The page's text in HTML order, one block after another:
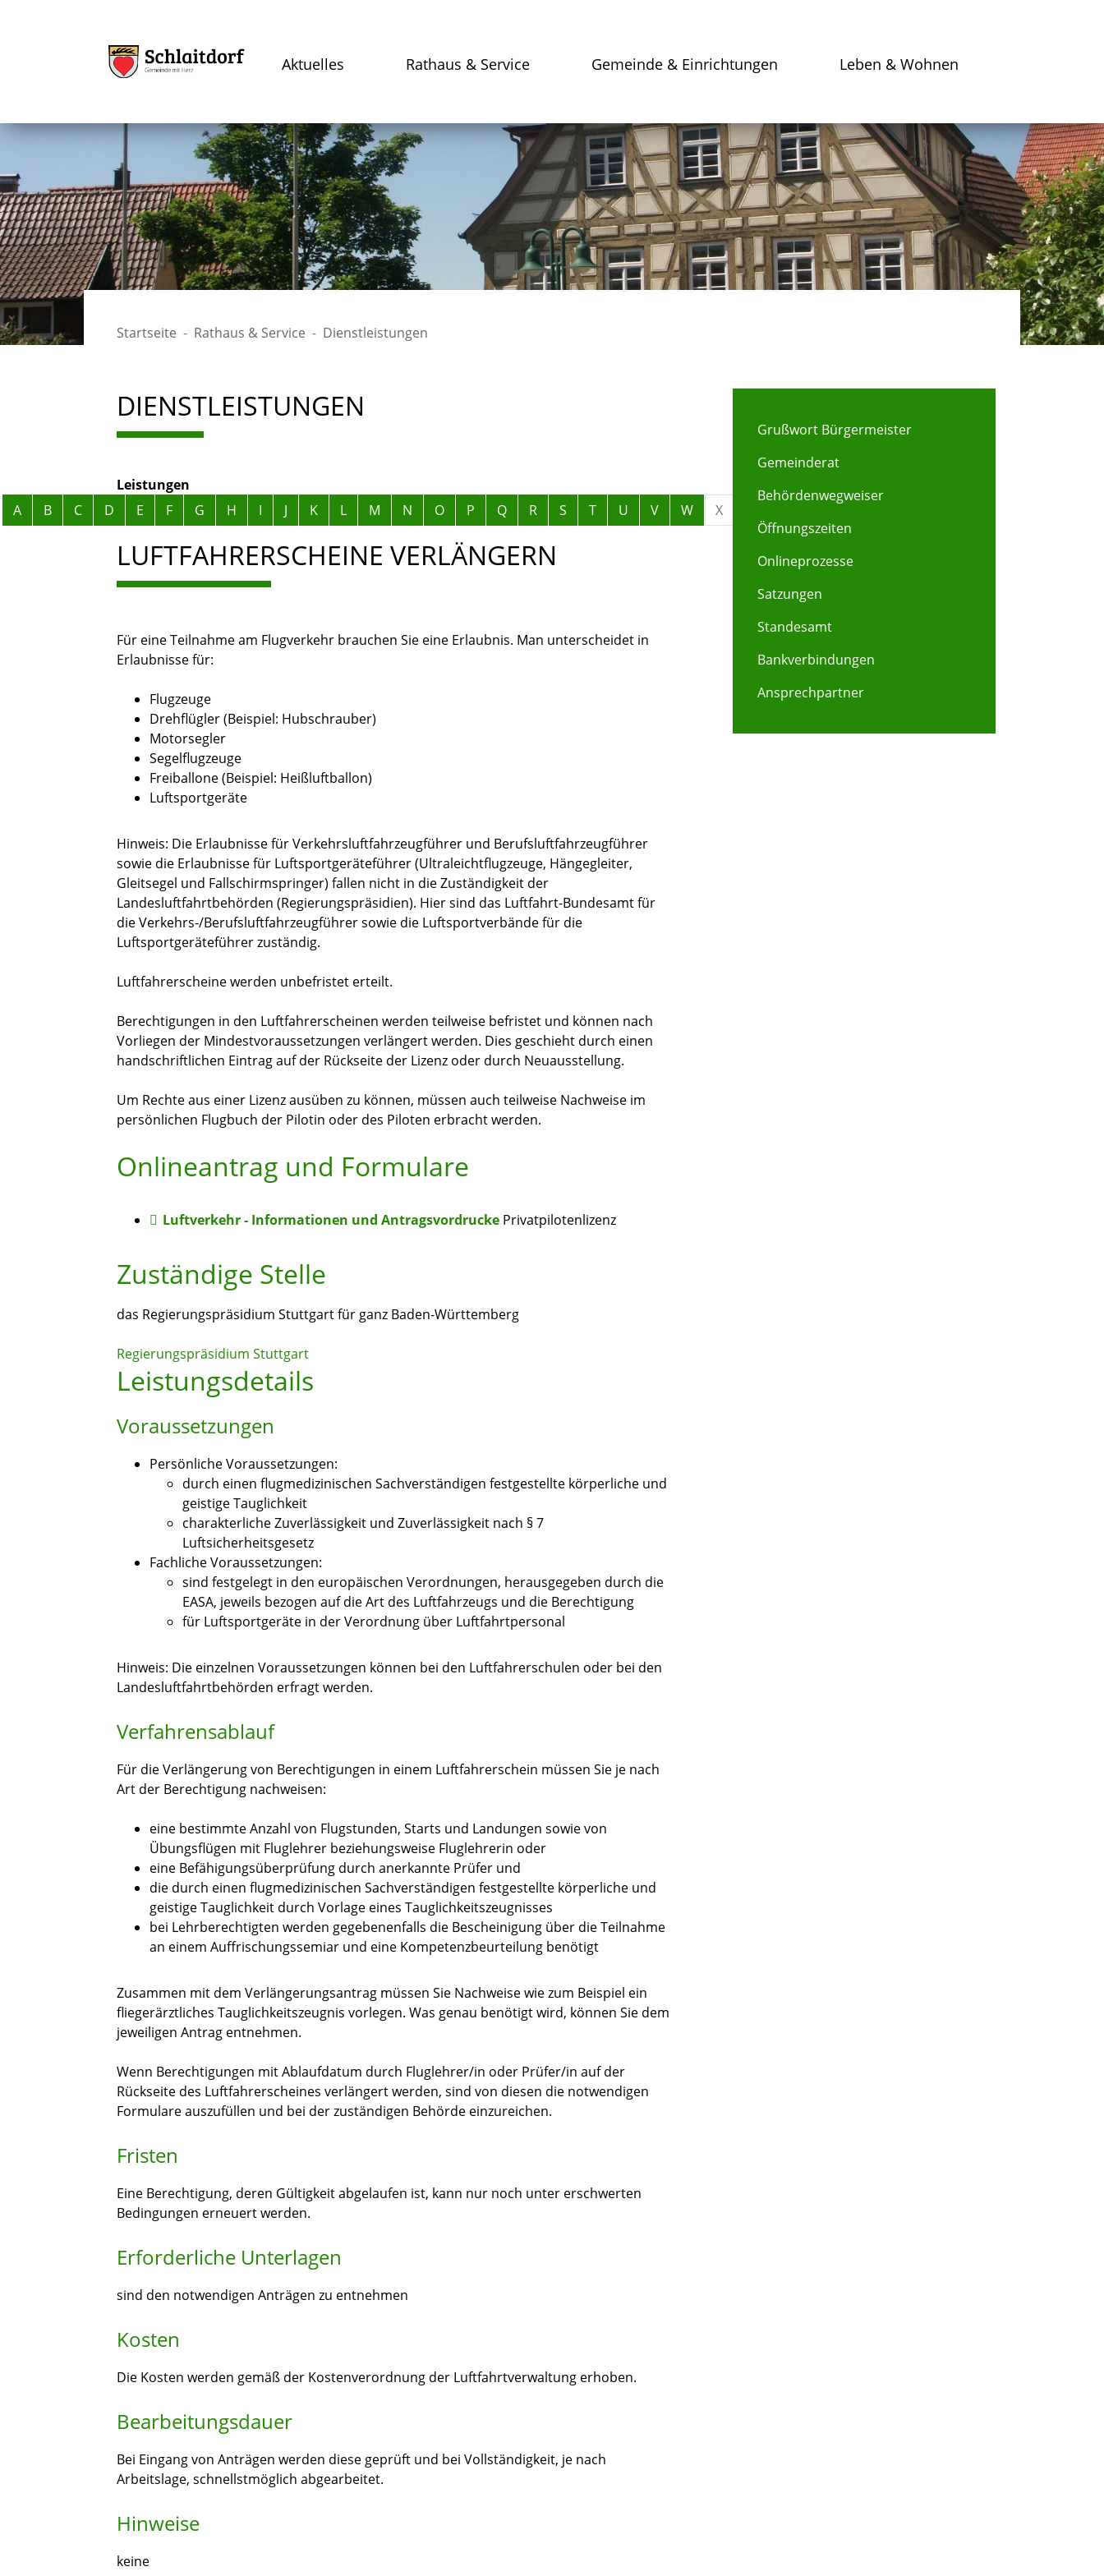
Aktuelles Rathaus & Service Gemeinde & Einrichtungen Leben & Wohnen
Startseite Rathaus & Service Dienstleistungen
DIENSTLEISTUNGEN
Leistungen
Alphabetisches Register überspringen
A B C D E F G H I J K L M N O P Q R S T U V W X
LUFTFAHRERSCHEINE VERLÄNGERN
Für eine Teilnahme am Flugverkehr brauchen Sie eine Erlaubnis. Man unterscheidet in
Erlaubnisse für:
Flugzeuge
Drehflügler(Beispiel: Hubschrauber)
Motorsegler
Segelflugzeuge
Freiballone(Beispiel: Heißluftballon)
Luftsportgeräte
Hinweis: Die Erlaubnisse für Verkehrsluftfahrzeugführer und Berufsluftfahrzeugführer
sowie die Erlaubnisse für Luftsportgeräteführer (Ultraleichtflugzeuge, Hängegleiter,
Gleitsegel und Fallschirmspringer) fallen nicht in die Zuständigkeit der
Landesluftfahrtbehörden (Regierungspräsidien). Hier sind das Luftfahrt-Bundesamt für
die Verkehrs-/Berufsluftfahrzeugführer sowie die Luftsportverbände für die
Luftsportgeräteführer zuständig.
Luftfahrerscheine werden unbefristet erteilt.
Berechtigungen in den Luftfahrerscheinen werden teilweise befristet und können nach
Vorliegen der Mindestvoraussetzungen verlängert werden. Dies geschieht durch einen
handschriftlichen Eintrag auf der Rückseite der Lizenz oder durch Neuausstellung.
Um Rechte aus einer Lizenz ausüben zu können, müssen auch teilweise Nachweise im
persönlichen Flugbuch der Pilotin oder des Piloten erbracht werden.
Onlineantrag und Formulare
Luftverkehr - Informationen und Antragsvordrucke Privatpilotenlizenz
Zuständige Stelle
das Regierungspräsidium Stuttgart für ganz Baden-Württemberg
Regierungspräsidium Stuttgart
Leistungsdetails
Voraussetzungen
Persönliche Voraussetzungen:
durch einen flugmedizinischen Sachverständigen festgestellte körperliche und
geistige Tauglichkeit
charakterliche Zuverlässigkeit und Zuverlässigkeit nach § 7
Luftsicherheitsgesetz
Fachliche Voraussetzungen:
sind festgelegt in den europäischen Verordnungen, herausgegeben durch die
EASA, jeweils bezogen auf die Art des Luftfahrzeugs und die Berechtigung
für Luftsportgeräte in der Verordnung über Luftfahrtpersonal
Hinweis: Die einzelnen Voraussetzungen können bei den Luftfahrerschulen oder bei den
Landesluftfahrtbehörden erfragt werden.
Verfahrensablauf
Für die Verlängerung von Berechtigungen in einem Luftfahrerschein müssen Sie je nach
Art der Berechtigung nachweisen:
eine bestimmte Anzahl von Flugstunden, Starts und Landungen sowie von
Übungsflügen mit Fluglehrer beziehungsweise Fluglehrerin oder
eine Befähigungsüberprüfung durch anerkannte Prüfer und
die durch einen flugmedizinischen Sachverständigen festgestellte körperliche und
geistige Tauglichkeit durch Vorlage eines Tauglichkeitszeugnisses
bei Lehrberechtigten werden gegebenenfalls die Bescheinigung über die Teilnahme
an einem Auffrischungssemiar und eine Kompetenzbeurteilung benötigt
Zusammen mit dem Verlängerungsantrag müssen Sie Nachweisewie zum Beispiel ein
fliegerärztliches Tauglichkeitszeugnis vorlegen. Was genau benötigt wird, können Sie dem
jeweiligen Antrag entnehmen.
Wenn Berechtigungen mit Ablaufdatum durch Fluglehrer/in oder Prüfer/in auf der
Rückseite des Luftfahrerscheines verlängert werden, sind von diesen die notwendigen
Formulare auszufüllen und bei der zuständigen Behörde einzureichen.
Fristen
Eine Berechtigung, deren Gültigkeit abgelaufen ist, kann nur noch unter erschwerten
Bedingungen erneuert werden.
Erforderliche Unterlagen
sind den notwendigen Anträgen zu entnehmen
Kosten
Die Kosten werden gemäß der Kostenverordnung der Luftfahrtverwaltung erhoben.
Bearbeitungsdauer
Bei Eingang von Anträgen werden diese geprüft und bei Vollständigkeit, je nach
Arbeitslage, schnellstmöglich abgearbeitet.
Hinweise
keine
Grußwort Bürgermeister
Gemeinderat
Behördenwegweiser
Öffnungszeiten
Onlineprozesse
Satzungen
Standesamt
Bankverbindungen
Ansprechpartner